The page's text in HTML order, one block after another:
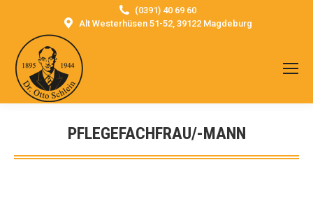
(0391) 40 69 60
Alt Westerhüsen 51-52, 39122 Magdeburg
PFLEGEFACHFRAU/-MANN
Sie befinden sich hier: